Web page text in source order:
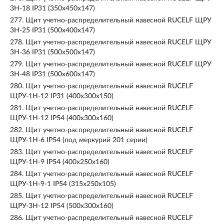
3Н-18 IP31 (350х450х147)
277. Щит учетно-распределительный навесной RUCELF ЩРУ
3Н-25 IP31 (500х400х147)
278. Щит учетно-распределительный навесной RUCELF ЩРУ
3Н-36 IP31 (500х500х147)
279. Щит учетно-распределительный навесной RUCELF ЩРУ
3Н-48 IP31 (500х600х147)
280. Щит учетно-распределительный навесной RUCELF
ЩРУ-1Н-12 IP31 (400х300х150)
281. Щит учетно-распределительный навесной RUCELF
ЩРУ-1Н-12 IP54 (400х300х160)
282. Щит учетно-распределительный навесной RUCELF
ЩРУ-1Н-6 IP54 (под меркурий 201 серии)
283. Щит учетно-распределительный навесной RUCELF
ЩРУ-1Н-9 IP54 (400х250х160)
284. Щит учетно-распределительный навесной RUCELF
ЩРУ-1Н-9-1 IP54 (315х250х105)
285. Щит учетно-распределительный навесной RUCELF
ЩРУ-3Н-12 IP54 (500х300х160)
286. Щит учетно-распределительный навесной RUCELF